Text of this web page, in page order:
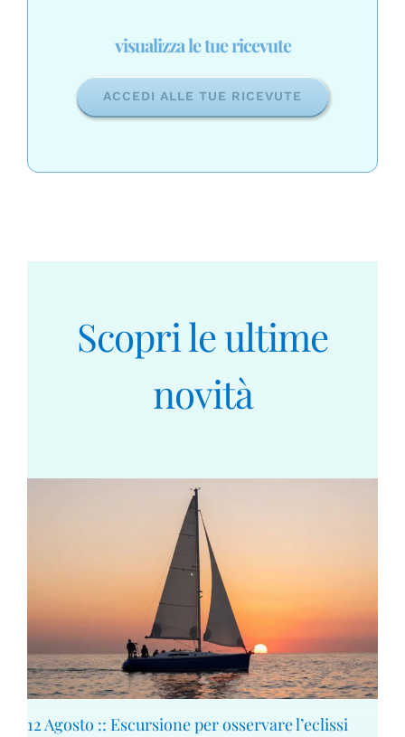
visualizza le tue ricevute
ACCEDI ALLE TUE RICEVUTE
Scopri le ultime
novità
12 Agosto :: Escursione per osservare l’eclissi